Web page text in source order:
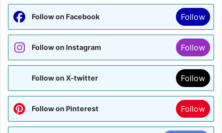
Follow on Facebook Follow
Follow on Instagram Follow
Follow on X-twitter Follow
Follow on Pinterest Follow